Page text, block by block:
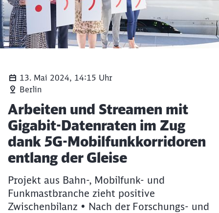
13. Mai 2024, 14:15 Uhr
Berlin
Artikel:
Arbeiten und Streamen mit
Gigabit-Datenraten im Zug
dank 5G-Mobilfunkkorridoren
entlang der Gleise
Projekt aus Bahn-, Mobilfunk- und
Funkmastbranche zieht positive
Zwischenbilanz • Nach der Forschungs- und